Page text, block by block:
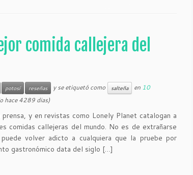
comida callejera del
potosí reseñas y se etiquetó como salteña en 10
hace 4289 dias)
y en revistas como Lonely Planet catalogan a
comidas callejeras del mundo. No es de extrañarse
volver adicto a cualquiera que la pruebe por
gastronómico data del siglo […]